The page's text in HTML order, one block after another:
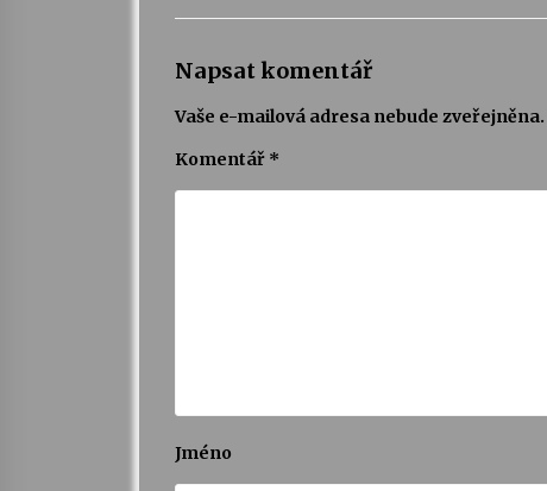
Napsat komentář
Vaše e-mailová adresa nebude zveřejněna.
Komentář *
Jméno